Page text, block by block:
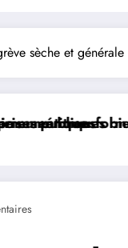
sèche et
par concours
SOCIÉTÉ